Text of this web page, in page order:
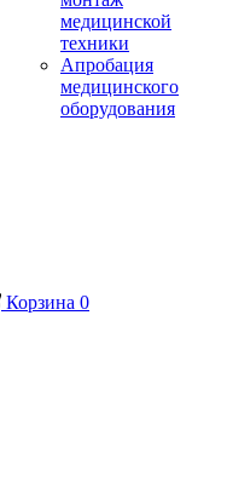
медицинской
техники
Апробация
медицинского
оборудования
Корзина 0